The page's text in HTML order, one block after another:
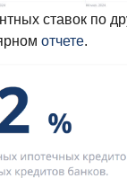
RG
основных
ПОДПИСАТЬСЯ
ставок по
отчете.